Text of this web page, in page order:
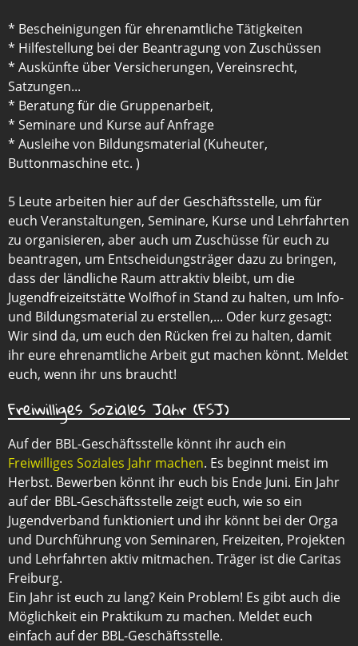
* Bescheinigungen für ehrenamtliche Tätigkeiten
* Hilfestellung bei der Beantragung von Zuschüssen
* Auskünfte über Versicherungen, Vereinsrecht,
Satzungen...
* Beratung für die Gruppenarbeit,
* Seminare und Kurse auf Anfrage
* Ausleihe von Bildungsmaterial (Kuheuter,
Buttonmaschine etc. )
5 Leute arbeiten hier auf der Geschäftsstelle, um für
euch Veranstaltungen, Seminare, Kurse und Lehrfahrten
zu organisieren, aber auch um Zuschüsse für euch zu
beantragen, um Entscheidungsträger dazu zu bringen,
dass der ländliche Raum attraktiv bleibt, um die
Jugendfreizeitstätte Wolfhof in Stand zu halten, um Info-
und Bildungsmaterial zu erstellen,... Oder kurz gesagt:
Wir sind da, um euch den Rücken frei zu halten, damit
ihr eure ehrenamtliche Arbeit gut machen könnt. Meldet
euch, wenn ihr uns braucht!
Freiwilliges Soziales Jahr (FSJ)
Auf der BBL-Geschäftsstelle könnt ihr auch ein
Freiwilliges Soziales Jahr machen. Es beginnt meist im
Herbst. Bewerben könnt ihr euch bis Ende Juni. Ein Jahr
auf der BBL-Geschäftsstelle zeigt euch, wie so ein
Jugendverband funktioniert und ihr könnt bei der Orga
und Durchführung von Seminaren, Freizeiten, Projekten
und Lehrfahrten aktiv mitmachen. Träger ist die Caritas
Freiburg.
Ein Jahr ist euch zu lang? Kein Problem! Es gibt auch die
Möglichkeit ein Praktikum zu machen. Meldet euch
einfach auf der BBL-Geschäftsstelle.